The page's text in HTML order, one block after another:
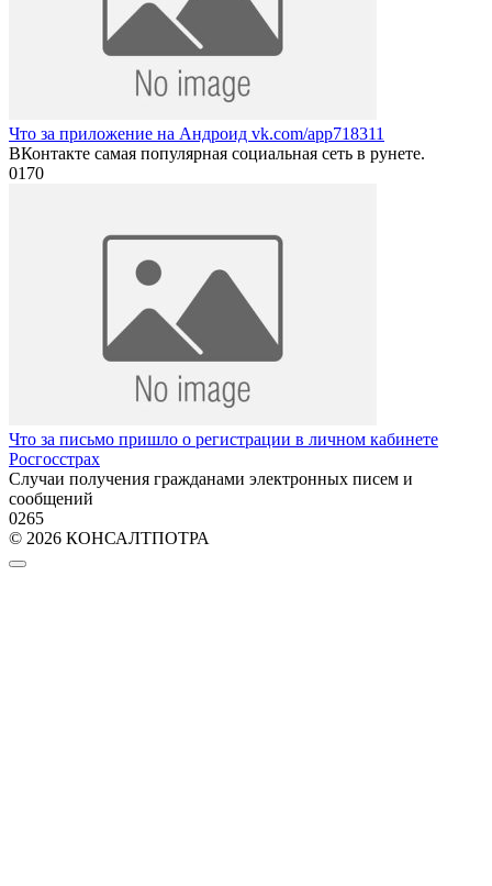
Что за приложение на Андроид vk.com/app718311
ВКонтакте самая популярная социальная сеть в рунете.
0170
Что за письмо пришло о регистрации в личном кабинете
Росгосстрах
Случаи получения гражданами электронных писем и
сообщений
0265
© 2026 КОНСАЛТПОТРА